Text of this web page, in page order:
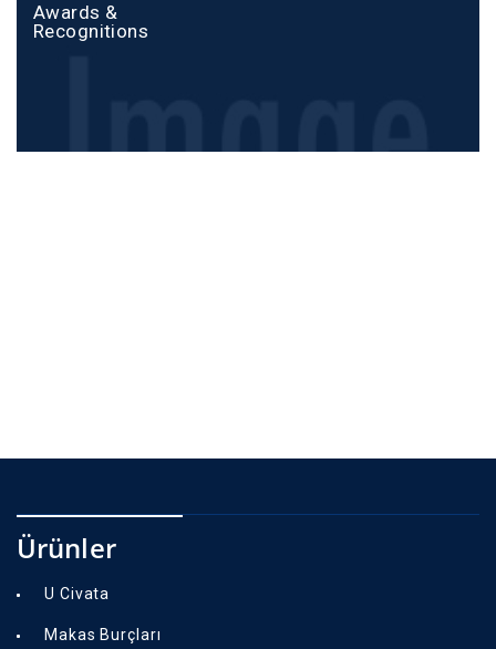
Awards &
Recognitions
Ürünler
U Civata
Makas Burçları